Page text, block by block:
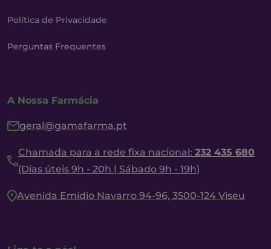
Política de Privacidade
Perguntas Frequentes
A Nossa Farmácia
geral@gamafarma.pt
Chamada para a rede fixa nacional: 232 435 680
(Dias úteis 9h - 20h | Sábado 9h - 19h)
Avenida Emidio Navarro 94-96, 3500-124 Viseu